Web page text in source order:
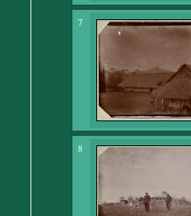
7
8